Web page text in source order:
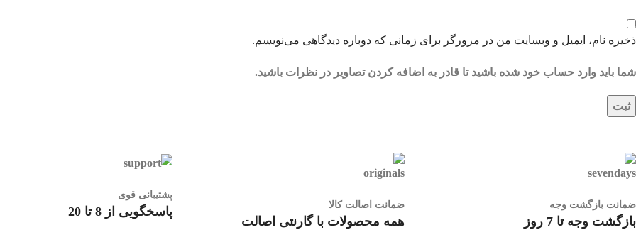
ذخیره نام، ایمیل و وبسایت من در مرورگر برای زمانی که دوباره دیدگاهی می‌نویسم.
شما باید وارد حساب خود شده باشید تا قادر به اضافه کردن تصاویر در نظرات باشید.
ضمانت بازگشت وجه
بازگشت وجه تا 7 روز
ضمانت اصالت کالا
همه محصولات با گارنتی اصالت
پشتیبانی قوی
پاسخگویی از 8 تا 20